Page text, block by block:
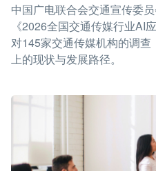
中国广电联合会交通宣传委
《2026全国交通传媒行业AI
对145家交通传媒机构的调查
上的现状与发展路径。